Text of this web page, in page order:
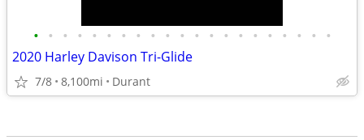
• • • • • • • • • • • • • • • • • • • • •
2020 Harley Davison Tri-Glide
7/8 8,100mi Durant